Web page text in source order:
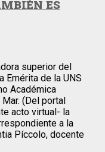
ES
superior del
Emérita de la UNS
Académica
(Del portal
acto virtual- la
a la
Píccolo, docente